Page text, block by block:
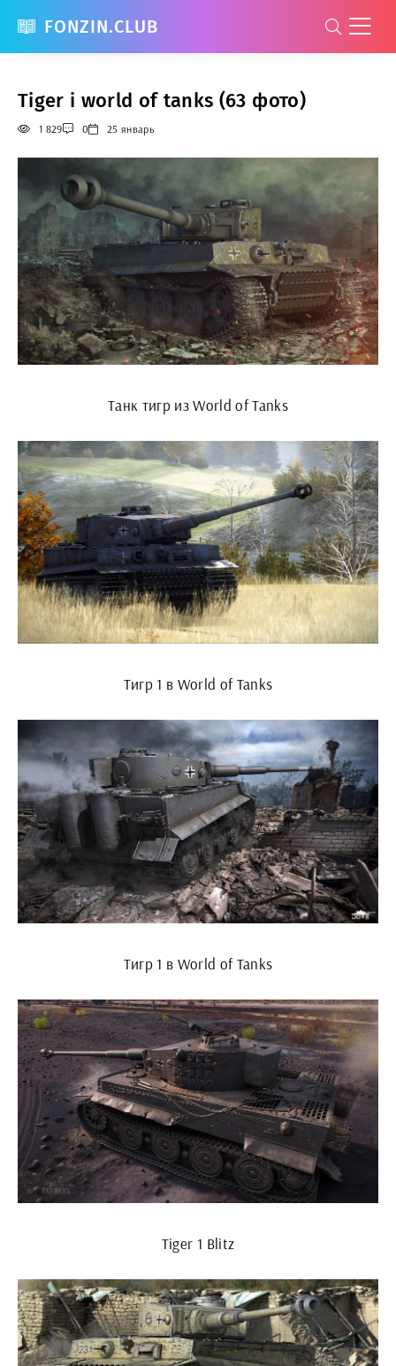
FONZIN.CLUB
Tiger i world of tanks (63 фото)
1 829 0 25 январь
Танк тигр из World of Tanks
Тигр 1 в World of Tanks
Тигр 1 в World of Tanks
Tiger 1 Blitz